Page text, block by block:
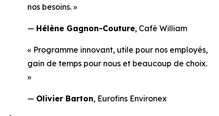
nos besoins. »
— Hélène Gagnon-Couture, Café William
« Programme innovant, utile pour nos employés,
gain de temps pour nous et beaucoup de choix.
»
— Olivier Barton, Eurofins Environex